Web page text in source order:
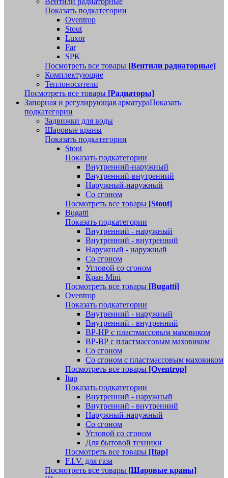
Показать подкатегории
Oventrop
Stout
Luxor
Far
SPK
Посмотреть все товары [Вентили радиаторные]
Комплектующие
Теплоносители
Посмотреть все товары [Радиаторы]
Запорная и регулирующая арматураПоказать
подкатегории
Задвижки для воды
Шаровые краны
Показать подкатегории
Stout
Показать подкатегории
Внутренний-наружный
Внутренний-внутренний
Наружный-наружный
Со сгоном
Посмотреть все товары [Stout]
Bugatti
Показать подкатегории
Внутренний - наружный
Внутренний - внутренний
Наружный - наружный
Со сгоном
Угловой со сгоном
Кран Mini
Посмотреть все товары [Bugatti]
Oventrop
Показать подкатегории
Внутренний - наружный
Внутренний - внутренний
ВР-НР с пластмассовым маховиком
ВР-ВР с пластмассовым маховиком
Со сгоном
Со сгоном с пластмассовым маховиком
Посмотреть все товары [Oventrop]
Itap
Показать подкатегории
Внутренний - наружный
Внутренний - внутренний
Наружный-наружный
Со сгоном
Угловой со сгоном
Для бытовой техники
Посмотреть все товары [Itap]
F.I.V. для газа
Посмотреть все товары [Шаровые краны]